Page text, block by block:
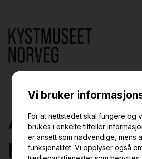
Åpningstider
priser